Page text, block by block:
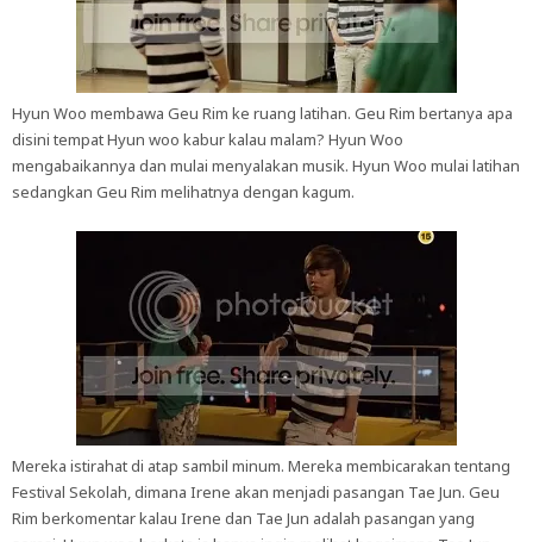
Hyun Woo membawa Geu Rim ke ruang latihan. Geu Rim bertanya apa
disini tempat Hyun woo kabur kalau malam? Hyun Woo
mengabaikannya dan mulai menyalakan musik. Hyun Woo mulai latihan
sedangkan Geu Rim melihatnya dengan kagum.
Mereka istirahat di atap sambil minum. Mereka membicarakan tentang
Festival Sekolah, dimana Irene akan menjadi pasangan Tae Jun. Geu
Rim berkomentar kalau Irene dan Tae Jun adalah pasangan yang